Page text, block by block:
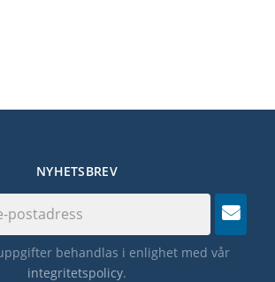
NYHETSBREV
behandlas i enlighet med vår
integritetspolicy.